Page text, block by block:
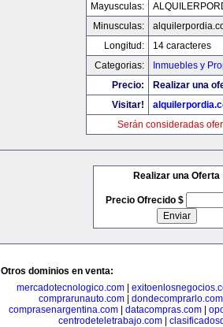
Mayusculas:
Minusculas:
Longitud:
14 caracteres
Categorias:
Inmuebles y
Precio:
Realizar una
Visitar!
Serán consideradas
Realizar una Oferta
Precio Ofrecido $
Otros dominios en venta:
mercadotecnologico.com
comprarunauto.com| dondecomprarlo.com
comprasenargentina.com| datacompras.com|
centrodeteletrabajo.com|